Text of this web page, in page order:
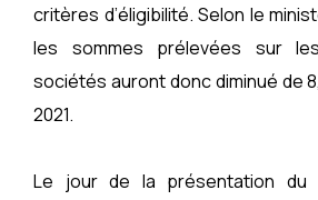
critères d’éligibilité. Selon le
les sommes prélevées sur
sociétés auront donc diminué de
2021.
Le jour de la présentation